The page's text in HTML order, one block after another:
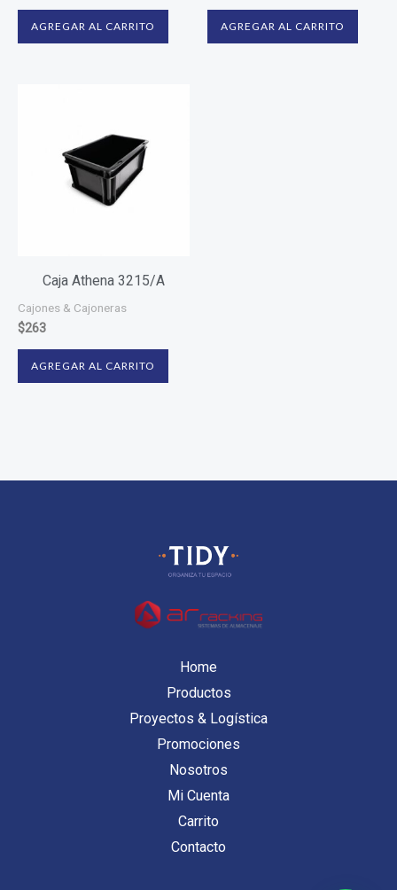
AGREGAR AL CARRITO AGREGAR AL CARRITO
Caja Athena 3215/A
Cajones & Cajoneras
$263
AGREGAR AL CARRITO
Home
Productos
Proyectos & Logística
Promociones
Nosotros
Mi Cuenta
Carrito
Contacto